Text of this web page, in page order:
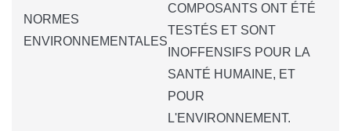
NORMES
ENVIRONNEMENTALES
COMPOSANTS ONT ÉTÉ
TESTÉS ET SONT
INOFFENSIFS POUR LA
SANTÉ HUMAINE, ET
POUR
L'ENVIRONNEMENT.